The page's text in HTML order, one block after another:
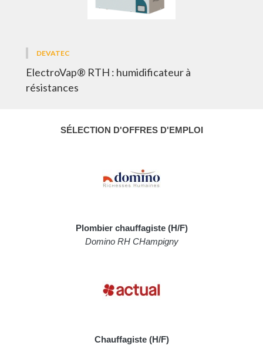
DEVATEC
ElectroVap® RTH : humidificateur à
résistances
SÉLECTION D'OFFRES D'EMPLOI
Plombier chauffagiste (H/F)
Domino RH CHampigny
Chauffagiste (H/F)